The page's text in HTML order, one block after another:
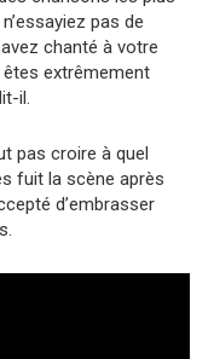
pas de
chanté à votre
extrêmement
il.
pas croire à quel
fuit la scène après
d’embrasser